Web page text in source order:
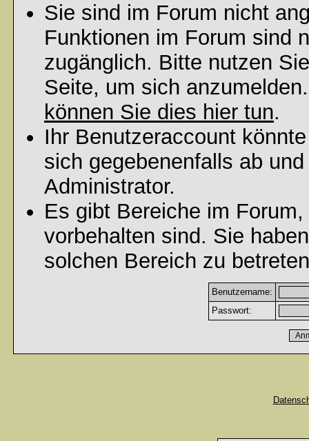
Sie sind im Forum nicht
Funktionen im Forum sind
zugänglich. Bitte nutzen
Seite, um sich
können Sie dies hier tun.
Ihr Benutzeraccount
sich gegebenenfalls ab
Administrator.
Es gibt Bereiche im
vorbehalten sind. Sie
solchen Bereich zu
Benutzername:
Passwort: